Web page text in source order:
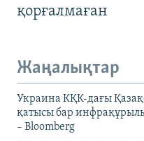
қорғалмаған
Жаңалықтар
Украина КҚК-дағы
қатысы бар
– Bloomberg